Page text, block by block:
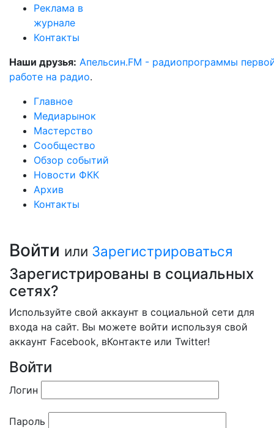
Реклама в
журнале
Контакты
Наши друзья: Апельсин.FM - радиопрограммы
работе на радио.
Главное
Медиарынок
Мастерство
Сообщество
Обзор событий
Новости ФКК
Архив
Контакты
Войти или Зарегистрироваться
Зарегистрированы в социальных
сетях?
Используйте свой аккаунт в социальной сети для
входа на сайт. Вы можете войти используя свой
аккаунт Facebook, вКонтакте или Twitter!
Войти
Логин
Пароль